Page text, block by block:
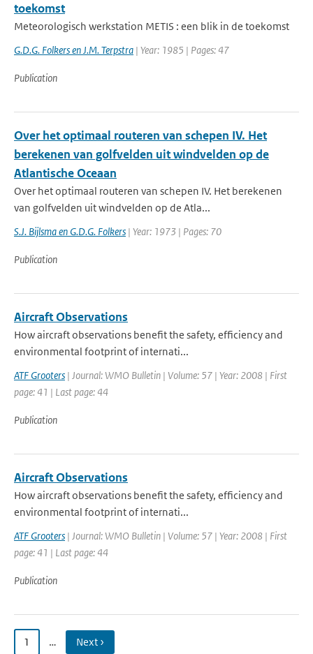
toekomst
Meteorologisch werkstation METIS : een blik in de toekomst
G.D.G. Folkers en J.M. Terpstra | Year: 1985 | Pages: 47
Publication
Over het optimaal routeren van schepen IV. Het
berekenen van golfvelden uit windvelden op de
Atlantische Oceaan
Over het optimaal routeren van schepen IV. Het berekenen
van golfvelden uit windvelden op de Atla...
S.J. Bijlsma en G.D.G. Folkers | Year: 1973 | Pages: 70
Publication
Aircraft Observations
How aircraft observations benefit the safety, efficiency and
environmental footprint of internati...
ATF Grooters | Journal: WMO Bulletin | Volume: 57 | Year: 2008 | First
page: 41 | Last page: 44
Publication
Aircraft Observations
How aircraft observations benefit the safety, efficiency and
environmental footprint of internati...
ATF Grooters | Journal: WMO Bulletin | Volume: 57 | Year: 2008 | First
page: 41 | Last page: 44
Publication
1 … Next ›